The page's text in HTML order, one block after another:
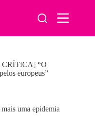
“O
europeus”
uma epidemia